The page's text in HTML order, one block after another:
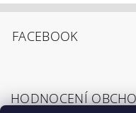
FACEBOOK
HODNOCENÍ